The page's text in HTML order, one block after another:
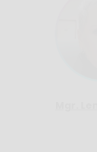
Mgr.